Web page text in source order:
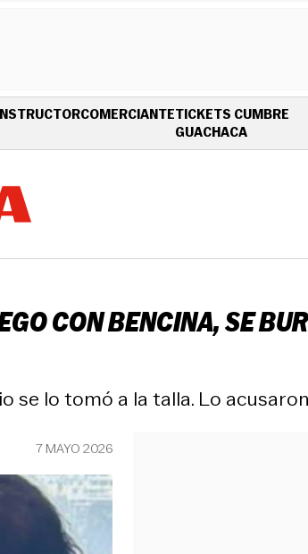
COMERCIANTETICKETS CUMBRE
GUACHACAOPENS
CON BENCINA, SE
se lo tomó a la talla. Lo
7 MAYO 2026